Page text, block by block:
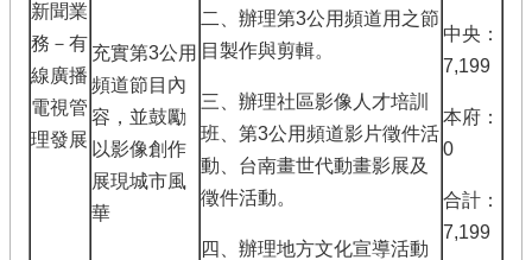
新聞業
務－有
線廣播
電視管
理發展
充實第3公用
頻道節目內
容，並鼓勵
以影像創作
展現城市風
華
二、辦理第3公用頻道用之節
目製作與剪輯。
三、辦理社區影像人才培訓
班、第3公用頻道影片徵件活
動、台南畫世代動畫影展及
徵件活動。
四、辦理地方文化宣導活動
中央：
7,199
本府：
0
合計：
7,199